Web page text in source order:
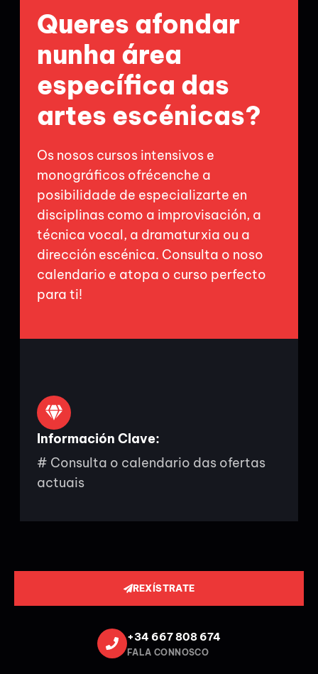
Queres afondar
nunha área
específica das
artes escénicas?
Os nosos cursos intensivos e
monográficos ofrécenche a
posibilidade de especializarte en
disciplinas como a improvisación, a
técnica vocal, a dramaturxia ou a
dirección escénica. Consulta o noso
calendario e atopa o curso perfecto
para ti!
Información Clave:
# Consulta o calendario das ofertas
actuais
REXÍSTRATE
+34 667 808 674
FALA CONNOSCO